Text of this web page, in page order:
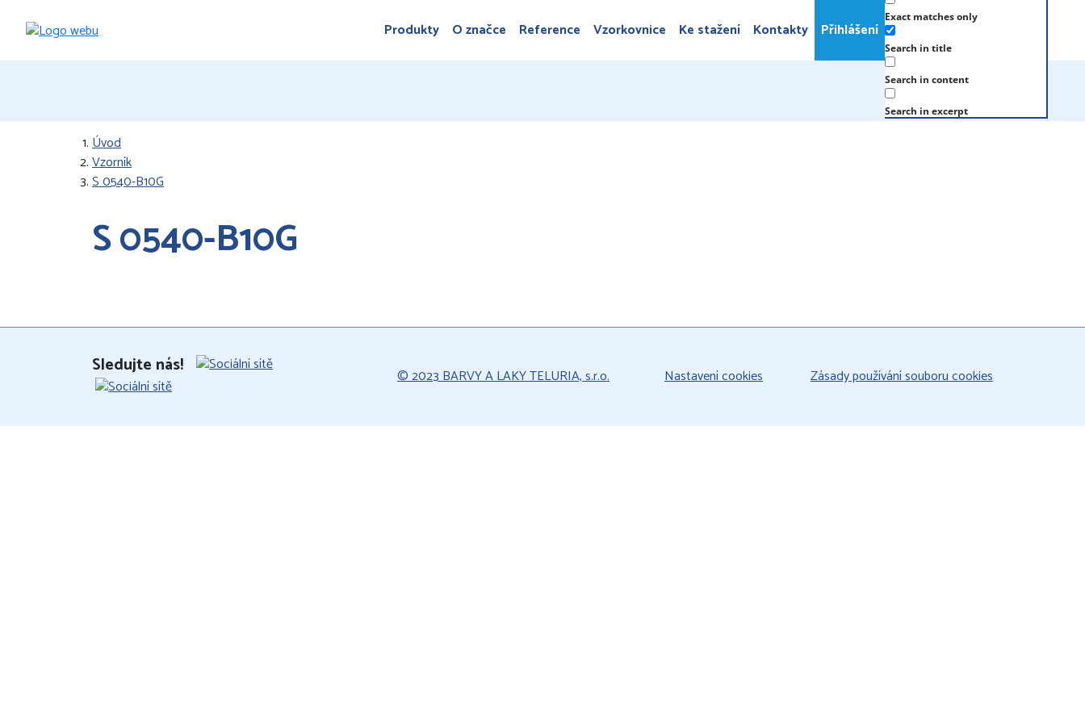
Produkty O značce Reference Vzorkovnice Ke stažení Kontakty Přihlášení
Exact matches only
Search in title
Search in content
Search in excerpt
Úvod
Vzorník
S 0540-B10G
S 0540-B10G
Sledujte nás! © 2023 BARVY A LAKY TELURIA, s.r.o. Nastavení cookies Zásady používání souboru cookies